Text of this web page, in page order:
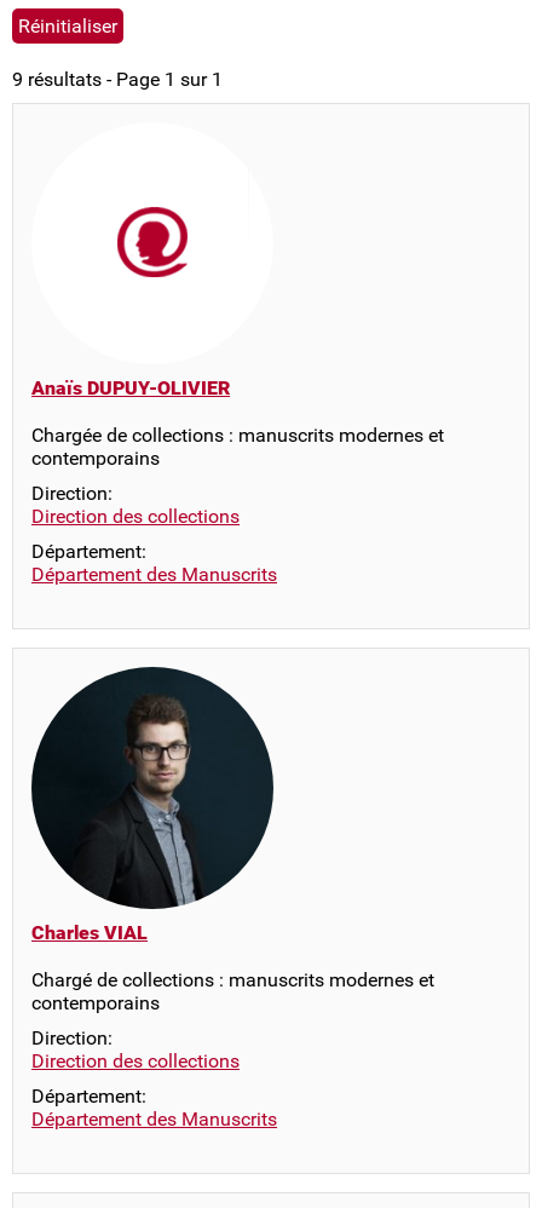
9 résultats - Page 1 sur 1
Anaïs DUPUY-OLIVIER
Chargée de collections : manuscrits modernes et
contemporains
Direction:
Direction des collections
Département:
Département des Manuscrits
Charles VIAL
Chargé de collections : manuscrits modernes et
contemporains
Direction:
Direction des collections
Département:
Département des Manuscrits